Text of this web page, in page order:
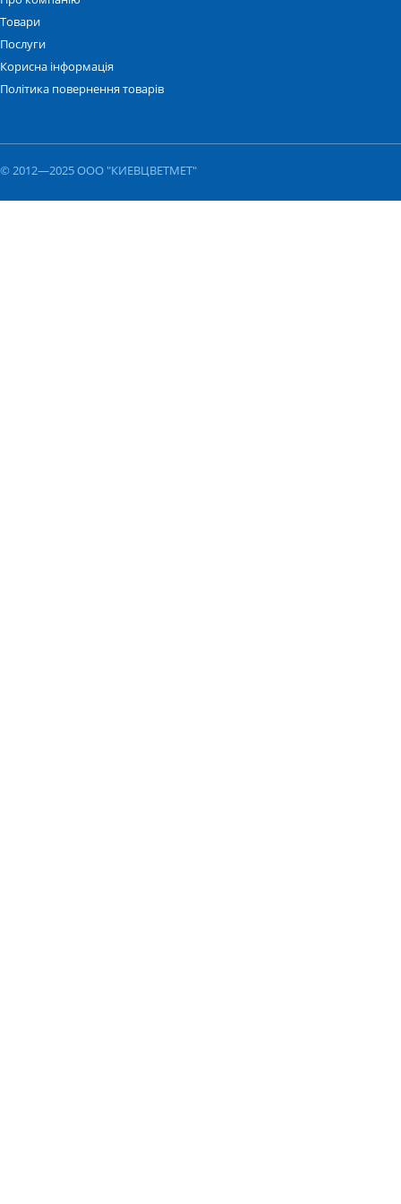
Товари
Послуги
Корисна інформація
Політика повернення товарів
© 2012—2025 ООО "КИЕВЦВЕТМЕТ"